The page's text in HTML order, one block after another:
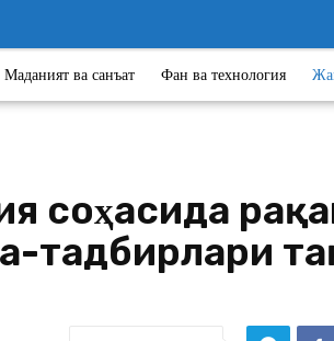
Маданият ва санъат Фан ва технология
соҳасида
тадбирлари